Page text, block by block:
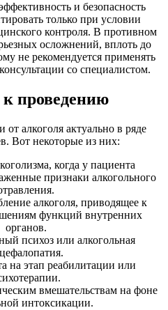
и безопасность
только при условии
контроля. В противном
осложнений, вплоть до
не рекомендуется применять
со специалистом.
проведению
алкоголя актуально в ряде
Вот некоторые из них:
когда у пациента
признаки алкогольного
алкоголя, приводящее к
функций внутренних
органов.
психоз или алкогольная
на этап реабилитации или
вмешательствам на фоне
интоксикации.